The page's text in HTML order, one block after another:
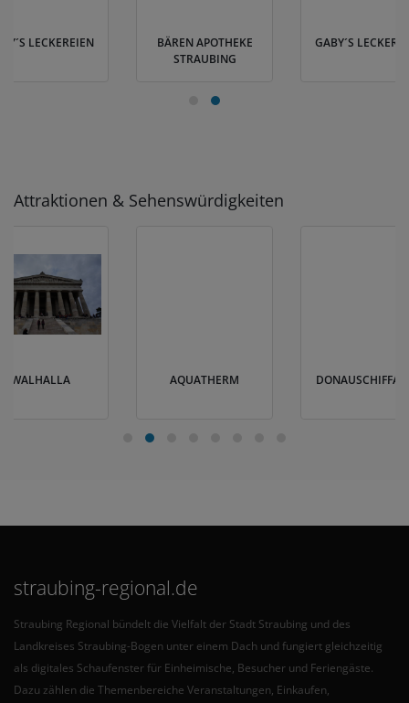
LECKEREIEN
BÄREN APOTHEKE
STRAUBING
GABY´S
Attraktionen & Sehenswürdigkeiten
WALHALLA AQUATHERM
straubing-regional.de
Straubing Regional bündelt die Vielfalt der Stadt Straubing und des
Landkreises Straubing-Bogen unter einem Dach und fungiert gleichzeitig
als digitales Schaufenster für Einheimische, Besucher und Feriengäste.
Dazu zählen die Themenbereiche Veranstaltungen, Einkaufen,